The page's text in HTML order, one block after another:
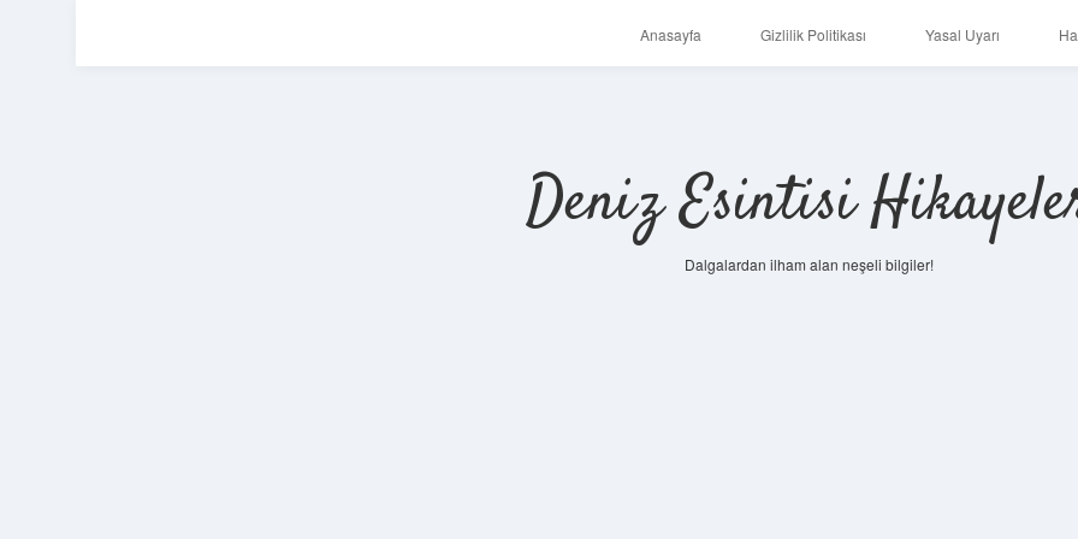
Anasayfa Gizlilik Politikası Yasal Uyarı
Deniz Esintisi
Dalgalardan ilham alan neşeli bilgiler!